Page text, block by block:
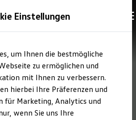
Einstellungen
um Ihnen die bestmögliche
zu ermöglichen und
mit Ihnen zu verbessern.
hierbei Ihre Präferenzen und
für Marketing, Analytics und
wenn Sie uns Ihre